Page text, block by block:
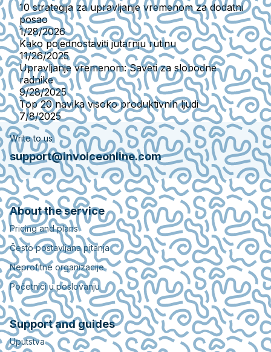
10 strategija za upravljanje vremenom za dodatni
posao
1/28/2026
Kako pojednostaviti jutarnju rutinu
11/26/2025
Upravljanje vremenom: Saveti za slobodne
radnike
9/28/2025
Top 20 navika visoko produktivnih ljudi
7/8/2025
Write to us
support@invoiceonline.com
About the service
Pricing and plans
Često postavljana pitanja
Neprofitne organizacije
Početnici u poslovanju
Support and guides
Uputstva